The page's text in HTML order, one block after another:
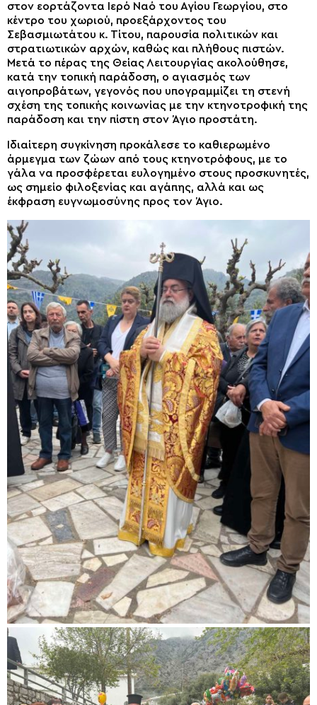
στον εορτάζοντα Ιερό Ναό του Αγίου Γεωργίου, στο
κέντρο του χωριού, προεξάρχοντος του
Σεβασμιωτάτου κ. Τίτου, παρουσία πολιτικών και
στρατιωτικών αρχών, καθώς και πλήθους πιστών.
Μετά το πέρας της Θείας Λειτουργίας ακολούθησε,
κατά την τοπική παράδοση, ο αγιασμός των
αιγοπροβάτων, γεγονός που υπογραμμίζει τη στενή
σχέση της τοπικής κοινωνίας με την κτηνοτροφική της
παράδοση και την πίστη στον Άγιο προστάτη.
Ιδιαίτερη συγκίνηση προκάλεσε το καθιερωμένο
άρμεγμα των ζώων από τους κτηνοτρόφους, με το
γάλα να προσφέρεται ευλογημένο στους προσκυνητές,
ως σημείο φιλοξενίας και αγάπης, αλλά και ως
έκφραση ευγνωμοσύνης προς τον Άγιο.